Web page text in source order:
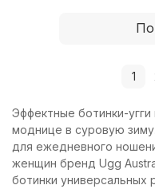
1
Эффектные ботинки-
моднице в суровую
для ежедневного
женщин бренд Ugg
ботинки